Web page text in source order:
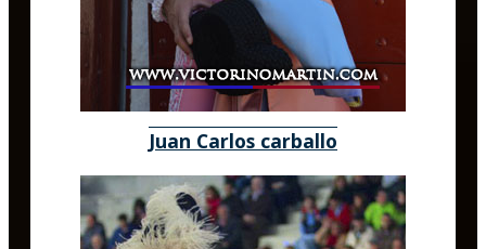
Juan Carlos carballo